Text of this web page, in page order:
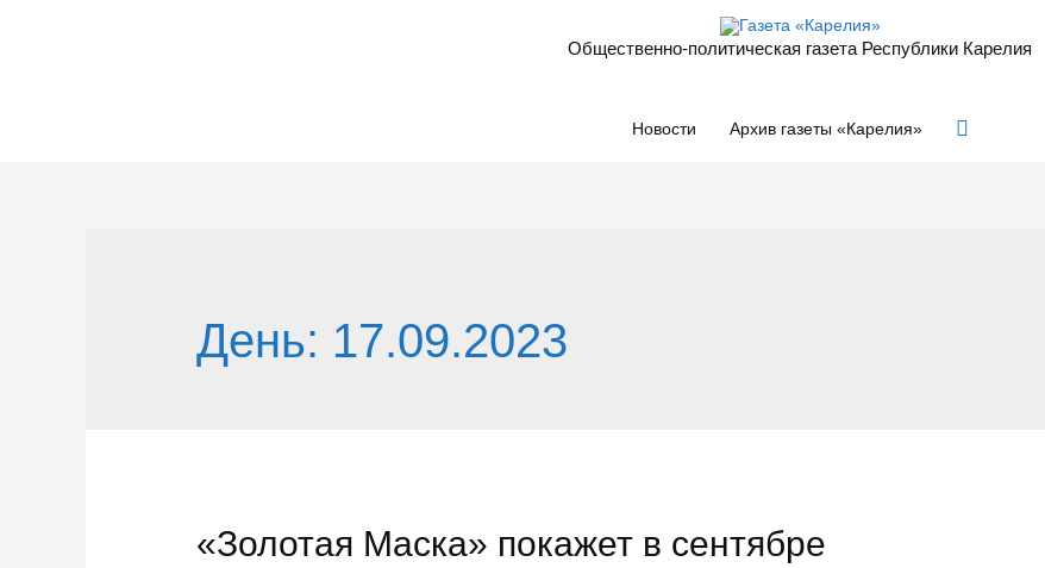
Общественно-политическая газета Республики Карелия
Новости Архив газеты «Карелия» Поиск
День: 17.09.2023
«Золотая Маска» покажет в сентябре